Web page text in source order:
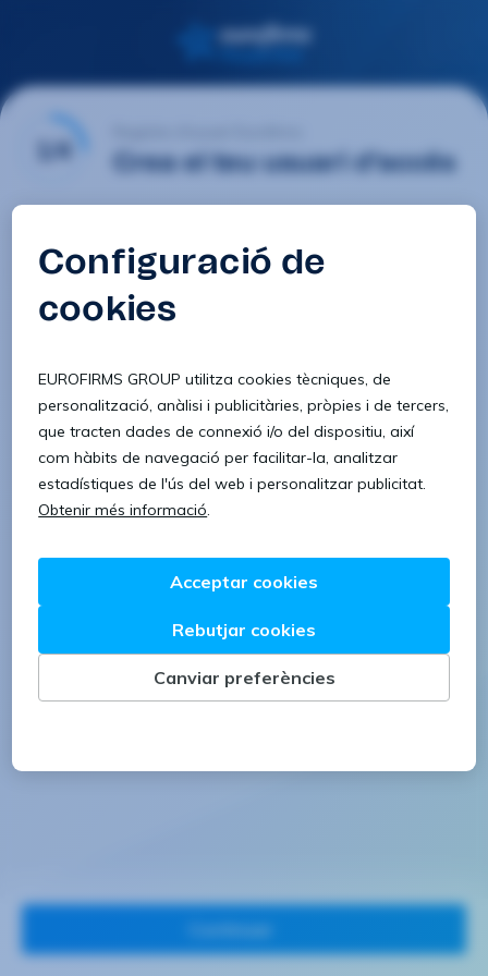
1/4 Crea el teu usuari d'accés
Contrasenya
Confirmar contrasenya
8 caràcters 1 lletra minúscula
1 lletra majúscula 1 número